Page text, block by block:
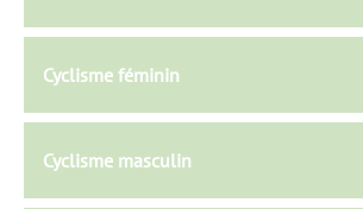
Cyclisme féminin
Cyclisme masculin